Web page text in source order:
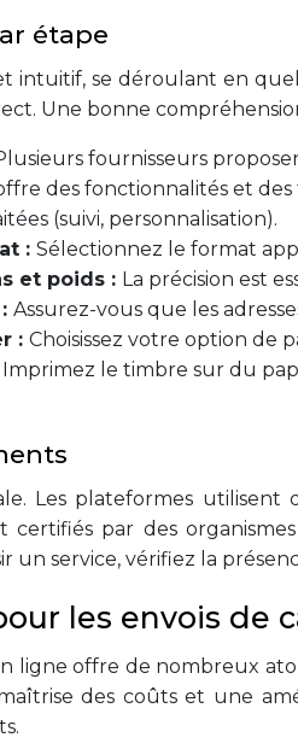
étape
intuitif, se déroulant en
Une bonne
fournisseurs
des fonctionnalités et des
(suivi, personnalisation).
: Sélectionnez le format
et poids : La précision est
Assurez-vous que les
: Choisissez votre option de
Imprimez le timbre sur du
Les plateformes
certifiés par des
un service, vérifiez la
les envois de
ligne offre de nombreux
des coûts et une